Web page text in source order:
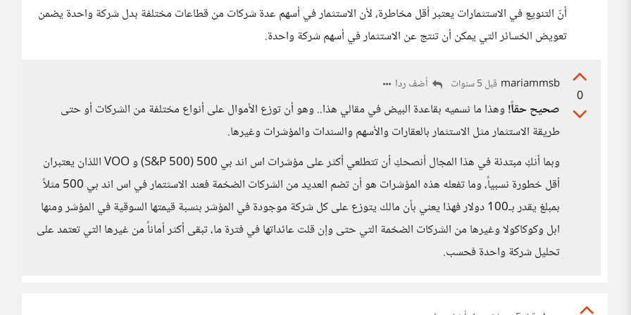
أنّ التنويع في الاستثمارات يعتبر أقل مخاطرة، لأن الاستثمار في أسهم عدة شركات من قطاعات مختلفة بدل شركة واحدة يضمن
تعويض الخسائر التي يمكن أن تنتج عن الاستثمار في أسهم شركة واحدة.
0
mariammsb قبل 5 سنوات أضف ردا
صحيح حقاً! وهذا ما نسميه بقاعدة البيض في مقالي هذا.. وهو أن توزع الأموال على أنواع مختلفة من الشركات أو حتى
طريقة الاستثمار مثل الاستثمار بالعقارات والأسهم والسندات والمؤشرات وغيرها.
وبما أنكِ مبتدئة في هذا المجال أنصحكِ أن تتطلعي أكثر على مؤشرات اس اند بي 500 (S&P 500) و VOO اللذان يعتبران
أقل خطورة نسبياً، وما تفعله هذه المؤشرات هو أن تضم العديد من الشركات الضخمة فعند الاسثتمار في اس اند بي 500 مثلاً
بمبلغ يقدر بـ100 دولار فهذا يعني بأن مالك يتوزع على كل شركة موجودة في المؤشر بنسبة قيمتها السوقية في المؤشر ومنها
ابل وكوكاكولا وغيرها من الشركات الضخمة التي حتى وإن قلت عائداتها في فترة ما، تبقى أكثر أماناً من غيرها التي تعتمد على
تحليل شركة واحدة فحسب.